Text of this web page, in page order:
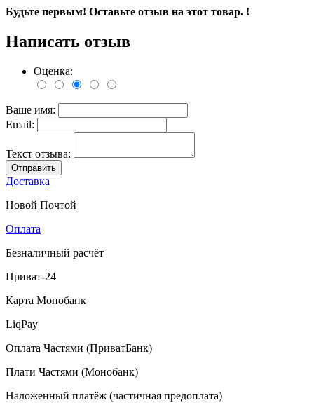
Будьте первым! Оставьте отзыв на этот товар. !
Написать отзыв
Оценка:
Ваше имя:
Email:
Текст отзыва:
Отправить
Доставка
Новой Почтой
Оплата
Безналичный расчёт
Приват-24
Карта Монобанк
LiqPay
Оплата Частями (ПриватБанк)
Плати Частями (Монобанк)
Наложенный платёж (частичная предоплата)